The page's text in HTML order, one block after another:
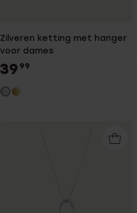
Zilveren ketting met hanger
voor dames
39 99